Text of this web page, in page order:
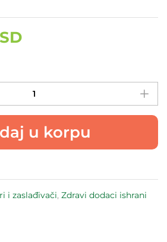
u korpu
i zaslađivači, Zdravi dodaci ishrani